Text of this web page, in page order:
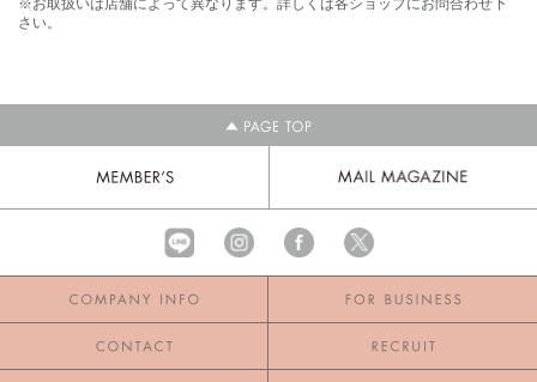
※お取扱いは店舗によって異なります。詳しくは各ショップにお問合わせ下
さい。